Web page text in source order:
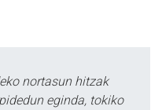
nortasun hitzak
eginda, tokiko